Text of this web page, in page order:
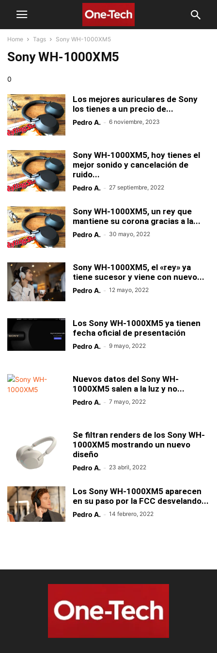
Home Tags Sony WH-1000XM5
Sony WH-1000XM5
0
Los mejores auriculares de Sony
los tienes a un precio de...
Pedro A. - 6 noviembre, 2023
Sony WH-1000XM5, hoy tienes el
mejor sonido y cancelación de
ruido...
Pedro A. - 27 septiembre, 2022
Sony WH-1000XM5, un rey que
mantiene su corona gracias a la...
Pedro A. - 30 mayo, 2022
Sony WH-1000XM5, el «rey» ya
tiene sucesor y viene con nuevo...
Pedro A. - 12 mayo, 2022
Los Sony WH-1000XM5 ya tienen
fecha oficial de presentación
Pedro A. - 9 mayo, 2022
Nuevos datos del Sony WH-
1000XM5 salen a la luz y no...
Pedro A. - 7 mayo, 2022
Se filtran renders de los Sony WH-
1000XM5 mostrando un nuevo
diseño
Pedro A. - 23 abril, 2022
Los Sony WH-1000XM5 aparecen
en su paso por la FCC desvelando...
Pedro A. - 14 febrero, 2022